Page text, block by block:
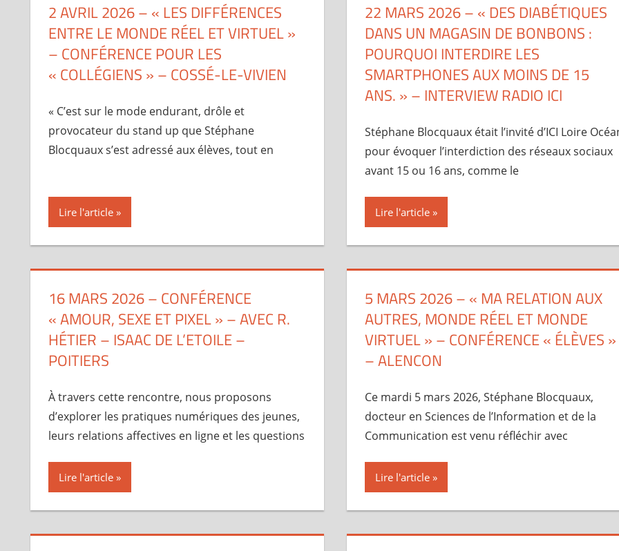
2 AVRIL 2026 – « LES DIFFÉRENCES
ENTRE LE MONDE RÉEL ET VIRTUEL »
– CONFÉRENCE POUR LES
« COLLÉGIENS » – COSSÉ-LE-VIVIEN
« C’est sur le mode endurant, drôle et
provocateur du stand up que Stéphane
Blocquaux s’est adressé aux élèves, tout en
Lire l'article
22 MARS 2026 – « DES DIABÉTIQUES
DANS UN MAGASIN DE BONBONS :
POURQUOI INTERDIRE LES
SMARTPHONES AUX MOINS DE 15
ANS. » – INTERVIEW RADIO ICI
Stéphane Blocquaux était l’invité d’ICI Loire
pour évoquer l’interdiction des réseaux sociaux
avant 15 ou 16 ans, comme le
Lire l'article
16 MARS 2026 – CONFÉRENCE
« AMOUR, SEXE ET PIXEL » – AVEC R.
HÉTIER – ISAAC DE L’ETOILE –
POITIERS
À travers cette rencontre, nous proposons
d’explorer les pratiques numériques des jeunes,
leurs relations affectives en ligne et les questions
Lire l'article
5 MARS 2026 – « MA RELATION AUX
AUTRES, MONDE RÉEL ET MONDE
VIRTUEL » – CONFÉRENCE « ÉLÈVES »
– ALENCON
Ce mardi 5 mars 2026, Stéphane Blocquaux,
docteur en Sciences de l’Information et de la
Communication est venu réfléchir avec
Lire l'article